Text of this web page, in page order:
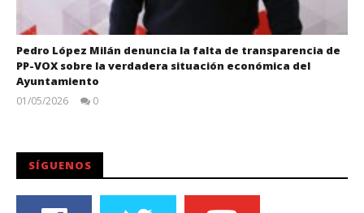
Pedro López Milán denuncia la falta de transparencia de
PP-VOX sobre la verdadera situación económica del
Ayuntamiento
01/05/2026
0
SÍGUENOS